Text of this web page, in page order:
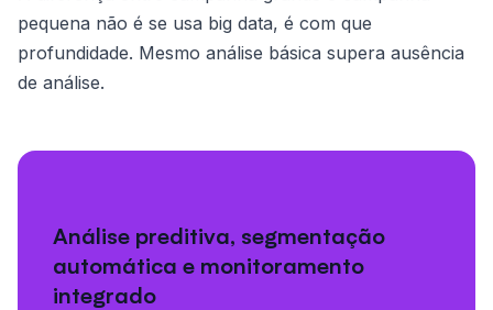
pequena não é se usa big data, é com que
profundidade. Mesmo análise básica supera ausência
de análise.
Análise preditiva, segmentação
automática e monitoramento
integrado